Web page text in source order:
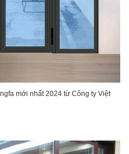
mới nhất 2024 từ Công ty Việt